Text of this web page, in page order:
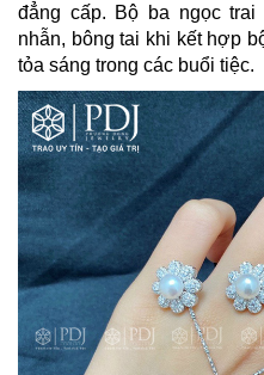
đẳng cấp. Bộ ba ngọc trai
nhẫn, bông tai khi kết hợp
tỏa sáng trong các buổi tiệc.